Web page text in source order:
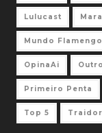
Lulucast
Mundo Flamengo
OpinaAi
Primeiro Penta
Top 5